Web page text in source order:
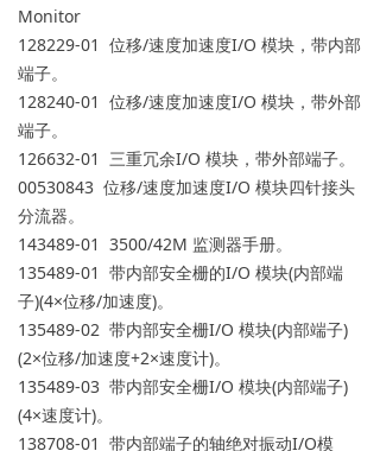
Monitor
128229-01 位移/速度加速度I/O 模块，带内部
端子。
128240-01 位移/速度加速度I/O 模块，带外部
端子。
126632-01 三重冗余I/O 模块，带外部端子。
00530843 位移/速度加速度I/O 模块四针接头
分流器。
143489-01 3500/42M 监测器手册。
135489-01 带内部安全栅的I/O 模块(内部端
子)(4×位移/加速度)。
135489-02 带内部安全栅I/O 模块(内部端子)
(2×位移/加速度+2×速度计)。
135489-03 带内部安全栅I/O 模块(内部端子)
(4×速度计)。
138708-01 带内部端子的轴绝对振动I/O模